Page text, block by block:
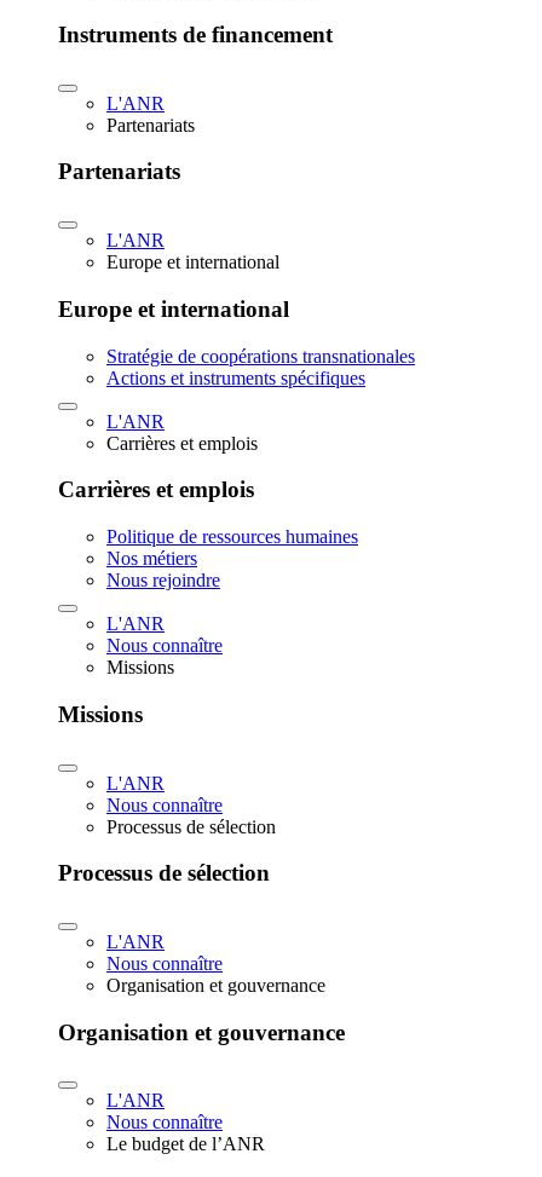
Instruments de financement
L'ANR
Partenariats
Partenariats
L'ANR
Europe et international
Europe et international
Stratégie de coopérations transnationales
Actions et instruments spécifiques
L'ANR
Carrières et emplois
Carrières et emplois
Politique de ressources humaines
Nos métiers
Nous rejoindre
L'ANR
Nous connaître
Missions
Missions
L'ANR
Nous connaître
Processus de sélection
Processus de sélection
L'ANR
Nous connaître
Organisation et gouvernance
Organisation et gouvernance
L'ANR
Nous connaître
Le budget de l’ANR